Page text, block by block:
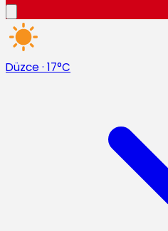
Düzce · 17°C